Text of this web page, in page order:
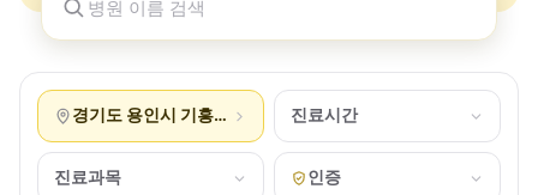
경기도 용인시 기흥구 영덕동 진료시간
진료과목 인증